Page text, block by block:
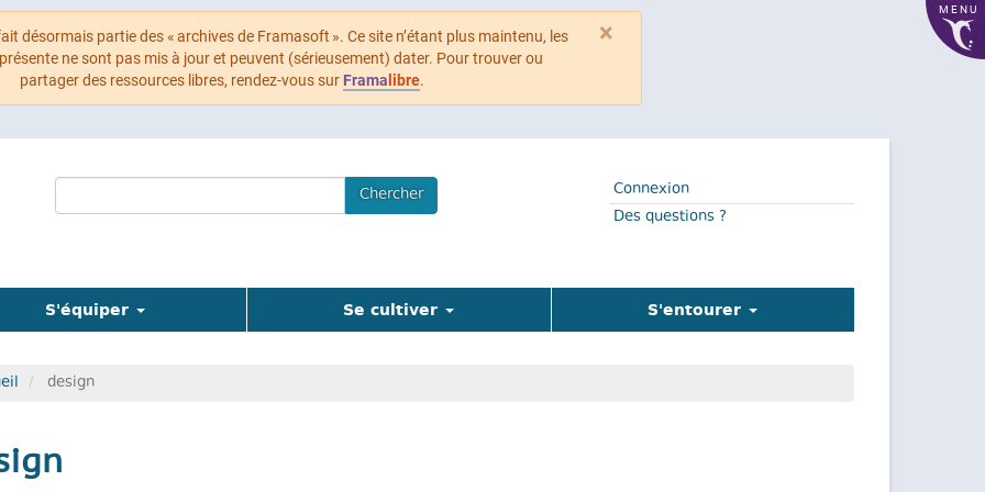
×
désormais partie des « archives de Framasoft ». Ce site n’étant plus maintenu, les
ne sont pas mis à jour et peuvent (sérieusement) dater. Pour trouver ou
partager des ressources libres, rendez-vous sur Frama libre.
MENU
Search
Terms
Chercher
Connexion
Des questions ?
S'équiper Se cultiver S'entourer
design